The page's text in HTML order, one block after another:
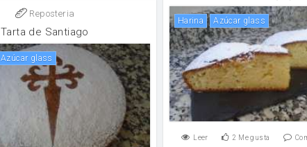
harina Azúcar glass
Leer 2 Me gusta
Reposteria
Tarta de Santiago
Azúcar glass